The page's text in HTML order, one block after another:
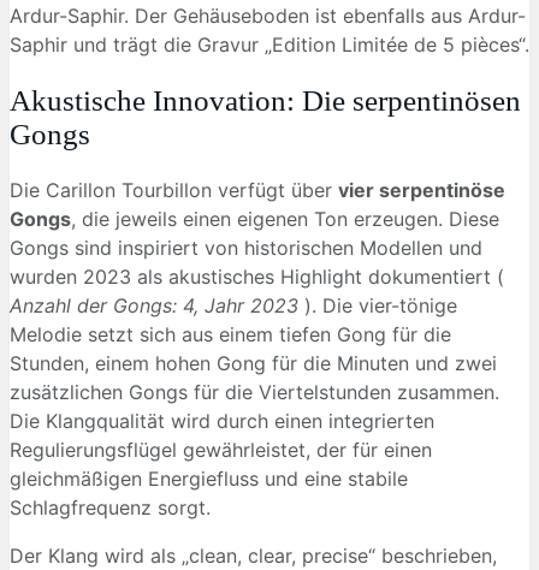
Ardur-Saphir. Der Gehäuseboden ist ebenfalls aus Ardur-
Saphir und trägt die Gravur „Edition Limitée de 5 pièces“.
Akustische Innovation: Die serpentinösen
Gongs
Die Carillon Tourbillon verfügt über vier serpentinöse
Gongs, die jeweils einen eigenen Ton erzeugen. Diese
Gongs sind inspiriert von historischen Modellen und
wurden 2023 als akustisches Highlight dokumentiert (
Anzahl der Gongs: 4, Jahr 2023 ). Die vier-tönige
Melodie setzt sich aus einem tiefen Gong für die
Stunden, einem hohen Gong für die Minuten und zwei
zusätzlichen Gongs für die Viertelstunden zusammen.
Die Klangqualität wird durch einen integrierten
Regulierungsflügel gewährleistet, der für einen
gleichmäßigen Energiefluss und eine stabile
Schlagfrequenz sorgt.
Der Klang wird als „clean, clear, precise“ beschrieben,